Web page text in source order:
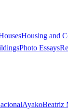
Housing and
Photo Essays
AyakoBeatriz